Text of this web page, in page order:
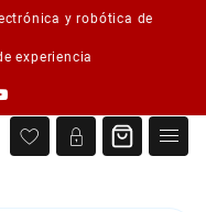
y robótica de
experiencia